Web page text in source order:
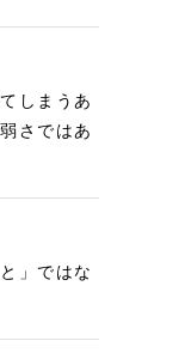
しまうあ
さではあ
」ではな